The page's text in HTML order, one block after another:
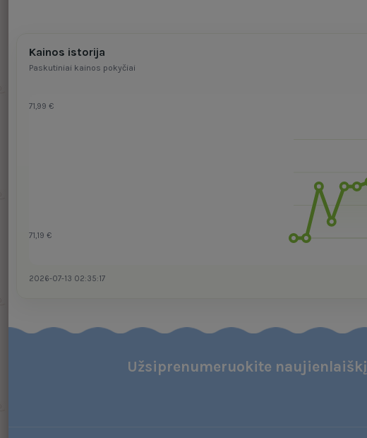
Kainos istorija
Paskutiniai kainos pokyčiai
71,99 €
71,19 €
2026-07-13 02:35:17
Užsiprenumeruokite naujienlaiškį